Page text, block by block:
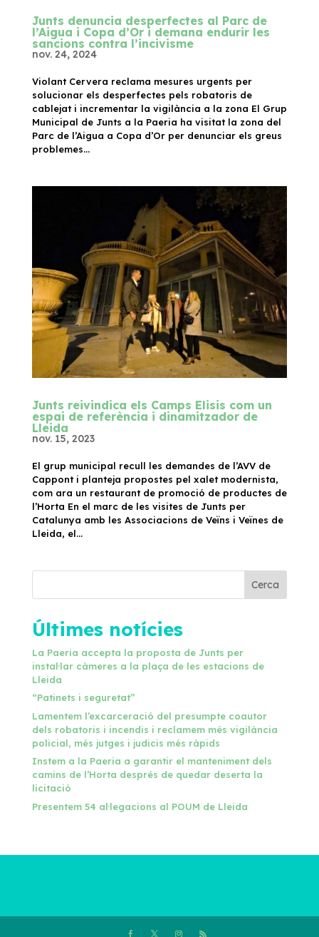
Junts denuncia desperfectes al Parc de
l’Aigua i Copa d’Or i demana endurir les
sancions contra l’incivisme
nov. 24, 2024
Violant Cervera reclama mesures urgents per
solucionar els desperfectes pels robatoris de
cablejat i incrementar la vigilància a la zona El Grup
Municipal de Junts a la Paeria ha visitat la zona del
Parc de l’Aigua a Copa d’Or per denunciar els greus
problemes...
Junts reivindica els Camps Elisis com un
espai de referència i dinamitzador de
Lleida
nov. 15, 2023
El grup municipal recull les demandes de l’AVV de
Cappont i planteja propostes pel xalet modernista,
com ara un restaurant de promoció de productes de
l’Horta En el marc de les visites de Junts per
Catalunya amb les Associacions de Veïns i Veïnes de
Lleida, el...
Cerca
Últimes notícies
La Paeria accepta la proposta de Junts per
instal·lar càmeres a la plaça de les estacions de
Lleida
“Patinets i seguretat”
Lamentem l’excarceració del presumpte coautor
dels robatoris i incendis i reclamem més vigilància
policial, més jutges i judicis més ràpids
Instem a la Paeria a garantir el manteniment dels
camins de l’Horta després de quedar deserta la
licitació
Presentem 54 al·legacions al POUM de Lleida